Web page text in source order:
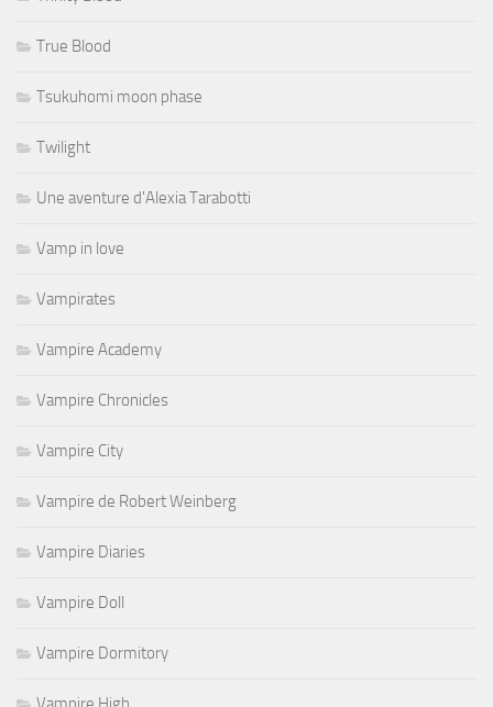
True Blood
Tsukuhomi moon phase
Twilight
Une aventure d'Alexia Tarabotti
Vamp in love
Vampirates
Vampire Academy
Vampire Chronicles
Vampire City
Vampire de Robert Weinberg
Vampire Diaries
Vampire Doll
Vampire Dormitory